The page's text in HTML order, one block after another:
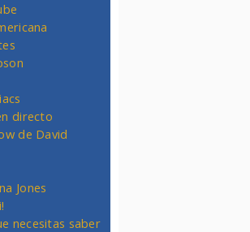
directo
de David
Jones
necesitas saber